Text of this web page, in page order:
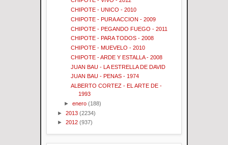
CHIPOTE - UNICO - 2010
CHIPOTE - PURA ACCION - 2009
CHIPOTE - PEGANDO FUEGO - 2011
CHIPOTE - PARA TODOS - 2008
CHIPOTE - MUEVELO - 2010
CHIPOTE - ARDE Y ESTALLA - 2008
JUAN BAU - LA ESTRELLA DE DAVID
JUAN BAU - PENAS - 1974
ALBERTO CORTEZ - EL ARTE DE -
1993
►enero (188)
► 2013 (2234)
► 2012 (937)